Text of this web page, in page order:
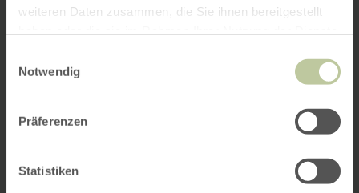
weiteren Daten zusammen, die Sie ihnen bereitgestellt
Notwendig
Präferenzen
Statistiken